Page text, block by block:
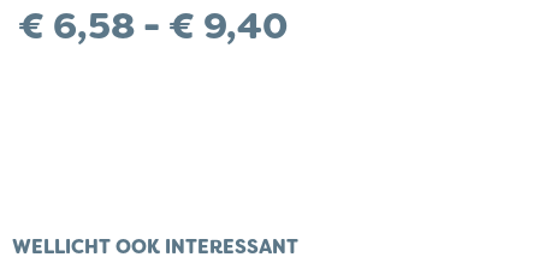
€ 6,58 - € 9,40Prijsklasse:
WELLICHT OOK INTERESSANT